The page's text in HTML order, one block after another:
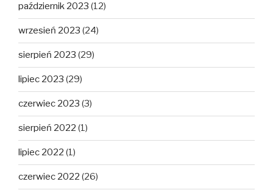
październik 2023 (12)
wrzesień 2023 (24)
sierpień 2023 (29)
lipiec 2023 (29)
czerwiec 2023 (3)
sierpień 2022 (1)
lipiec 2022 (1)
czerwiec 2022 (26)